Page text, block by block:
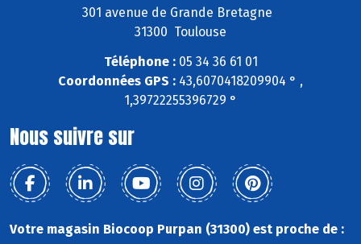
301 avenue de Grande Bretagne
31300 Toulouse
Téléphone :05 34 36 61 01
Coordonnées GPS : 43,6070418209904 ° ,
1,39722255396729 °
Nous suivre sur
Votre magasin Biocoop Purpan (31300) est proche de :